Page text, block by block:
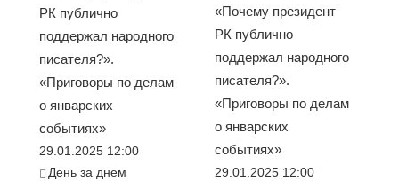
РК публично
поддержал народного
писателя?».
«Приговоры по делам
о январских
событиях»
29.01.2025 12:00
День за днем
«Почему президент
РК публично
поддержал народного
писателя?».
«Приговоры по делам
о январских
событиях»
29.01.2025 12:00